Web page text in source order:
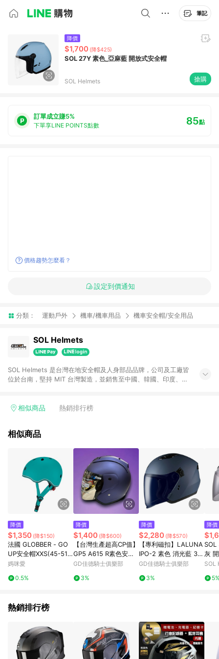
筆記
降價
$1,700 (降$425)
SOL 27Y 素色_亞麻藍 開放式安全帽
SOL Helmets 搶購
訂單成立賺5%
下單享LINE POINTS點數 85點
價格趨勢怎麼看？
設定到價通知
分類： 運動戶外 機車/機車用品 機車安全帽/安全用品
SOL Helmets
SOL Helmets 是台灣在地安全帽及人身部品品牌，公司及工廠皆
位於台南，堅持 MIT 台灣製造，並銷售至中國、韓國、印度、俄
經 30 多年代工歷練，2005 年成立自有品牌 SOL Helmets。
基本要求。SOL Helmets 針對不同使用者提供不同樣式及防護等
CNS 及 CNS 加強型，與部分歐洲 ECE，在車禍中保護許多使用
者的人身安全。 在安全性外，突顯個人風格的安全帽彩繪也很重
要。 彩繪是 SOL Helmets 的強項之一，最知名的彩繪獨角獸，
是許多人入手的第一款 SOL Helmets 產品。 我們以時尚品牌的
角度設計彩繪，不論是大膽率性的主題彩繪，簡潔俐落的色塊風
格，或是適合女性的清新風格，SOL Helmets 都能滿足您的需
選安全帽」，及「如何正確配戴安全帽」等內容，教導使用者做
好騎乘前的防護工作，降低事故傷害。 SOL Helmets 陪伴許多
消費者成長，從學生到上班族，從騎車到開車，您的平安就是
SOL Helmets 最大的價值。 同時，我們也持續徵求合作夥伴，
如果您有代理或經銷意願，歡迎與我們聯繫，共同為道路安全盡
一份心力。
相似商品 熱銷排行榜
相似商品
降價
$1,350 (降$150)
法國 GLOBBER - GO
UP安全帽XXS(45-51C
M)-莫蘭迪藍綠
媽咪愛
0.5%
降價
$1,400 (降$600)
【台灣生產超高CP值】
GP5 A615 R素色安全
帽 消光迷幻紫 3/4罩安
GD佳德騎士俱樂部
3%
降價
$2,280 (降$570)
【專利磁扣】LALUNA
IPO-2 素色 消光藍 3/4
罩安全帽
GD佳德騎士俱樂部
3%
降價
SOL
灰
SOL
熱銷排行榜